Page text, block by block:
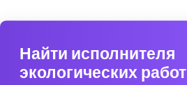
Найти исполнителя
экологических работ